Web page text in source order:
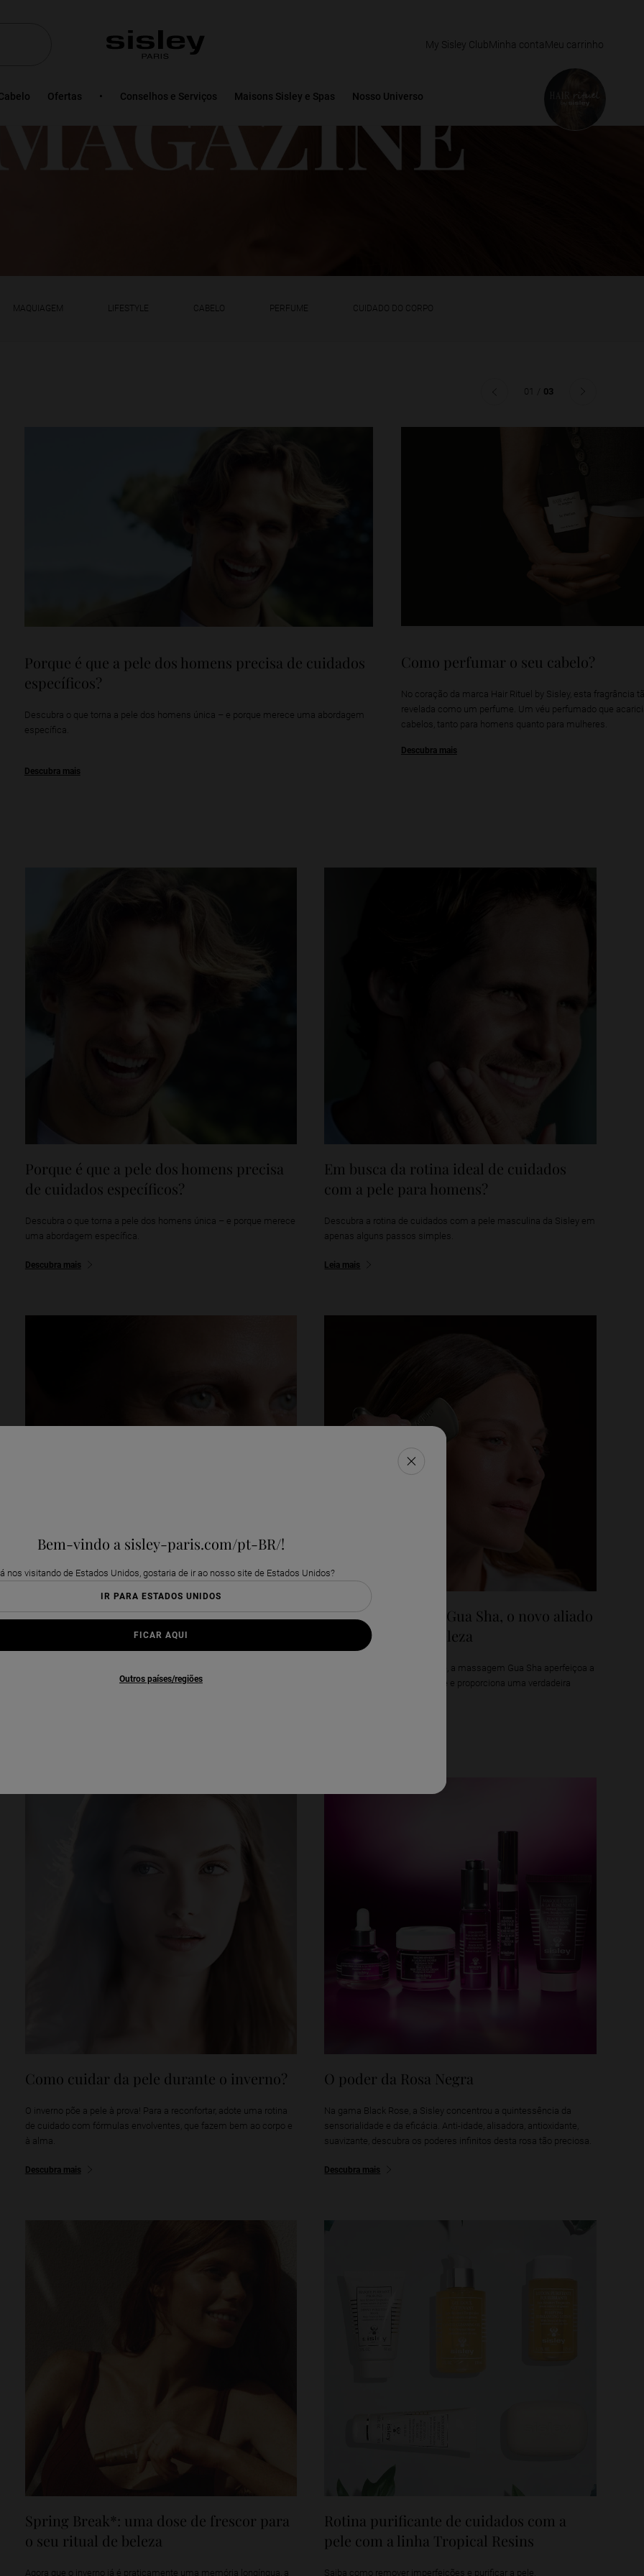
FERMER LA FENÊTRE
Bem-vindo a sisley-paris.com/pt-BR/!
nos visitando de Estados Unidos, gostaria de ir ao nosso site de Estados Unidos?
IR PARA ESTADOS UNIDOS
FICAR AQUI
Outros países/regiões
My Sisley ClubMinha conta Meu carrinho
Ofertas Conselhos e Serviços Maisons Sisley e Spas Nosso Universo
MAQUIAGEM LIFESTYLE CABELO PERFUME CUIDADO DO CORPO
01
03
Porque é que a pele dos homens precisa de cuidados
específicos?
Descubra o que torna a pele dos homens única – e porque merece uma abordagem
específica.
Descubra mais
Como perfumar o seu cabelo?
No coração da marca Hair Rituel by Sisley, esta fragrância
revelada como um perfume. Um véu perfumado que
cabelos, tanto para homens quanto para mulheres.
Descubra mais
Porque é que a pele dos homens precisa
de cuidados específicos?
Descubra o que torna a pele dos homens única – e porque merece
uma abordagem específica.
Descubra mais
Em busca da rotina ideal de cuidados
com a pele para homens?
Descubra a rotina de cuidados com a pele masculina da Sisley em
apenas alguns passos simples.
Leia mais
A importância da noite para a pele
revitalizada ao acordar. Como? Adotando uma rotina direcionada
Conheça o Ginkgo Gua Sha, o novo aliado
da sua rotina de beleza
Incrementando o seu skincare, a massagem Gua Sha aperfeiçoa a
sua rotina de beleza anti-idade e proporciona uma verdadeira
Como cuidar da pele durante o inverno?
O inverno põe a pele à prova! Para a reconfortar, adote uma rotina
de cuidado com fórmulas envolventes, que fazem bem ao corpo e
à alma.
Descubra mais
O poder da Rosa Negra
Na gama Black Rose, a Sisley concentrou a quintessência da
sensorialidade e da eficácia. Anti-idade, alisadora, antioxidante,
suavizante, descubra os poderes infinitos desta rosa tão preciosa.
Descubra mais
Spring Break*: uma dose de frescor para
o seu ritual de beleza
Agora que o inverno já é praticamente uma memória longínqua, a
Rotina purificante de cuidados com a
pele com a linha Tropical Resins
Saiba como remover imperfeições e purificar a pele.